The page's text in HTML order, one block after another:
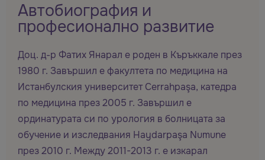
Автобиография и
професионално развитие
Доц. д-р Фатих Янарал е роден в Къръккале през
1980 г. Завършил е факултета по медицина на
Истанбулския университет Cerrahpaşa, катедра
по медицина през 2005 г. Завършил е
ординатурата си по урология в болницата за
обучение и изследвания Haydarpaşa Numune
през 2010 г. Между 2011-2013 г. е изкарал